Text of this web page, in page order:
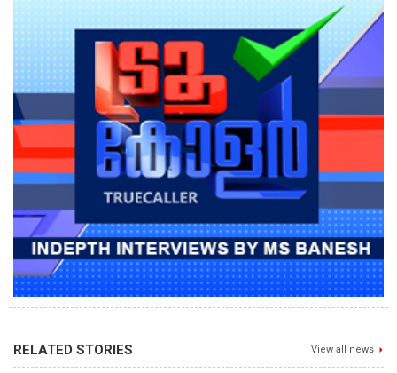
RELATED STORIES View all news